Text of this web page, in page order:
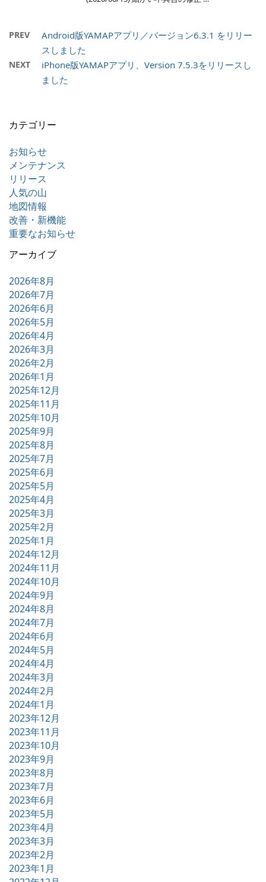
PREV
Android版YAMAPアプリ／バージョン6.3.1 をリリー
スしました
NEXT
iPhone版YAMAPアプリ、Version 7.5.3をリリースし
ました
カテゴリー
お知らせ
メンテナンス
リリース
人気の山
地図情報
改善・新機能
重要なお知らせ
アーカイブ
2026年8月
2026年7月
2026年6月
2026年5月
2026年4月
2026年3月
2026年2月
2026年1月
2025年12月
2025年11月
2025年10月
2025年9月
2025年8月
2025年7月
2025年6月
2025年5月
2025年4月
2025年3月
2025年2月
2025年1月
2024年12月
2024年11月
2024年10月
2024年9月
2024年8月
2024年7月
2024年6月
2024年5月
2024年4月
2024年3月
2024年2月
2024年1月
2023年12月
2023年11月
2023年10月
2023年9月
2023年8月
2023年7月
2023年6月
2023年5月
2023年4月
2023年3月
2023年2月
2023年1月